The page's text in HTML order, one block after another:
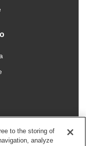
to the storing of
analyze